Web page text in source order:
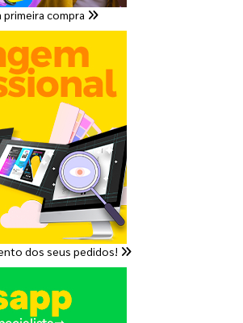
primeira compra
dos seus pedidos!